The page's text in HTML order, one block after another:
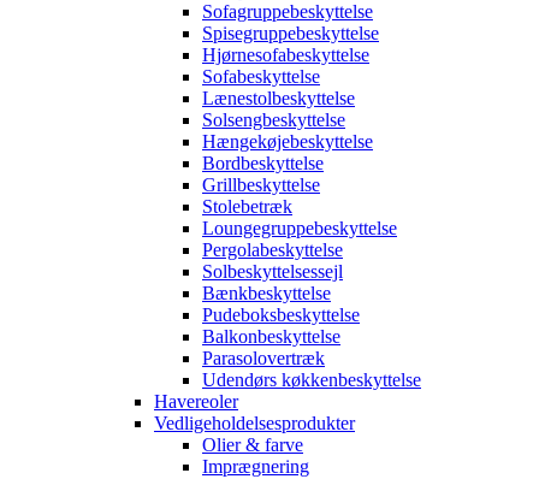
Sofagruppebeskyttelse
Spisegruppebeskyttelse
Hjørnesofabeskyttelse
Sofabeskyttelse
Lænestolbeskyttelse
Solsengbeskyttelse
Hængekøjebeskyttelse
Bordbeskyttelse
Grillbeskyttelse
Stolebetræk
Loungegruppebeskyttelse
Pergolabeskyttelse
Solbeskyttelsessejl
Bænkbeskyttelse
Pudeboksbeskyttelse
Balkonbeskyttelse
Parasolovertræk
Udendørs køkkenbeskyttelse
Havereoler
Vedligeholdelsesprodukter
Olier & farve
Imprægnering